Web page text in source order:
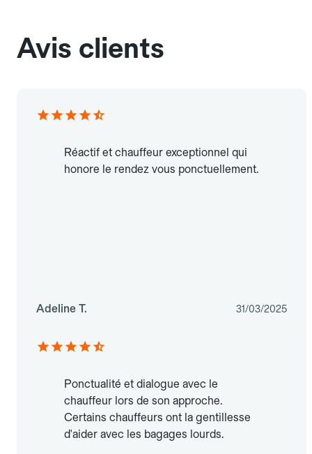
Avis clients
Réactif et chauffeur exceptionnel qui
honore le rendez vous ponctuellement.
Adeline T. 31/03/2025
Ponctualité et dialogue avec le
chauffeur lors de son approche.
Certains chauffeurs ont la gentillesse
d'aider avec les bagages lourds.